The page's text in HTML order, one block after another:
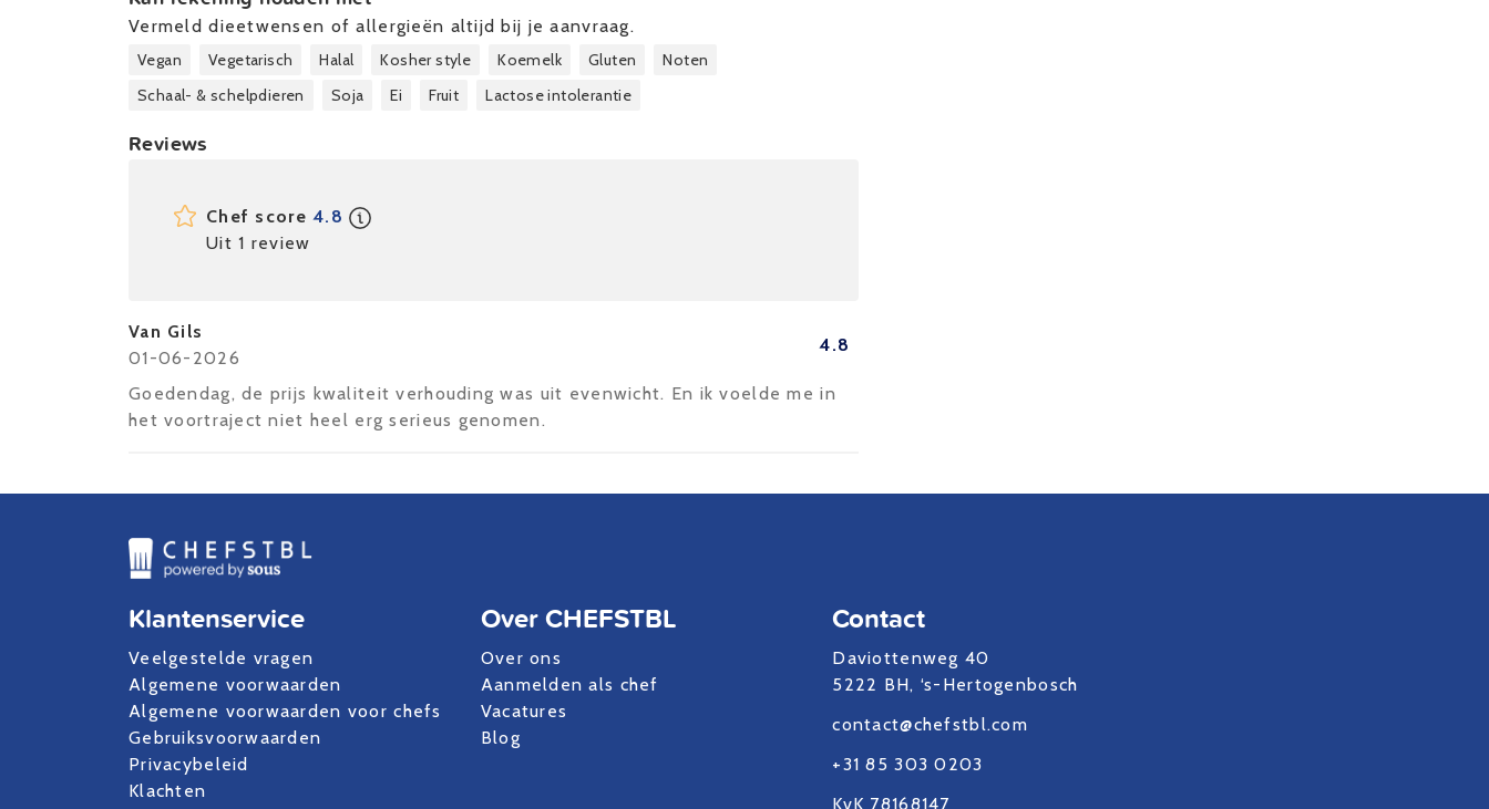
Vermeld dieetwensen of allergieën altijd bij je aanvraag.
Vegan Vegetarisch Halal Kosher style Koemelk Gluten
Noten
Schaal- & schelpdieren
Soja Ei Fruit Lactose intolerantie
Reviews
Chef score4.8
Uit 1 review
Van Gils
01-06-2026
4.8
Goedendag, de prijs kwaliteit verhouding was uit evenwicht. En ik voelde me in
het voortraject niet heel erg serieus genomen.
Klantenservice
Veelgestelde vragen
Algemene voorwaarden
Algemene voorwaarden voor chefs
Gebruiksvoorwaarden
Privacybeleid
Klachten
Over CHEFSTBL
Over ons
Aanmelden als chef
Vacatures
Blog
Contact
Daviottenweg 40
5222 BH, ‘s-Hertogenbosch
contact@chefstbl.com
+31 85 303 0203
KvK 78168147